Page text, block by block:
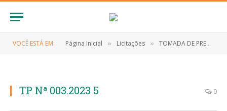
VOCÊ ESTÁ EM: Página Inicial » Licitações » TOMADA DE PREÇOS Nº 003/2023 (CONTRATAÇÃO DE EMPRESA PARA PRESTAÇÃO DOS SERVIÇOS DE LIMPEZA PÚBLICA)
TP Nª 003.2023 5 0